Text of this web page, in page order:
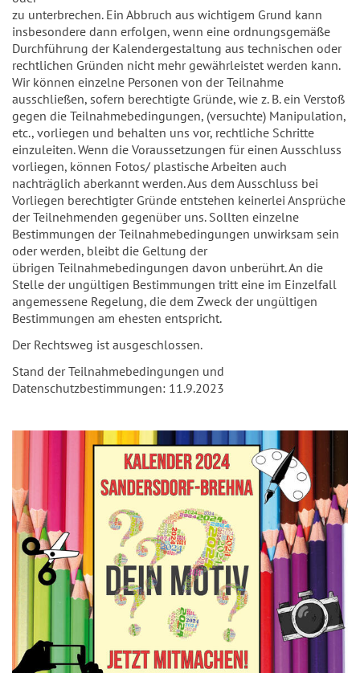
zu unterbrechen. Ein Abbruch aus wichtigem Grund kann
insbesondere dann erfolgen, wenn eine ordnungsgemäße
Durchführung der Kalendergestaltung aus technischen oder
rechtlichen Gründen nicht mehr gewährleistet werden kann.
Wir können einzelne Personen von der Teilnahme
ausschließen, sofern berechtigte Gründe, wie z. B. ein Verstoß
gegen die Teilnahmebedingungen, (versuchte) Manipulation,
etc., vorliegen und behalten uns vor, rechtliche Schritte
einzuleiten. Wenn die Voraussetzungen für einen Ausschluss
vorliegen, können Fotos/ plastische Arbeiten auch
nachträglich aberkannt werden. Aus dem Ausschluss bei
Vorliegen berechtigter Gründe entstehen keinerlei Ansprüche
der Teilnehmenden gegenüber uns. Sollten einzelne
Bestimmungen der Teilnahmebedingungen unwirksam sein
oder werden, bleibt die Geltung der
übrigen Teilnahmebedingungen davon unberührt. An die
Stelle der ungültigen Bestimmungen tritt eine im Einzelfall
angemessene Regelung, die dem Zweck der ungültigen
Bestimmungen am ehesten entspricht.
Der Rechtsweg ist ausgeschlossen.
Stand der Teilnahmebedingungen und
Datenschutzbestimmungen: 11.9.2023